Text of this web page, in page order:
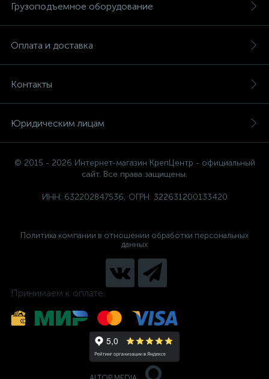
Грузоподъемное оборудование
Оплата и доставка
Контакты
Юридическим лицам
© 2015 - 2026 Интернет-магазин КрепЦентр - официальный
сайт. Все права защищены.
ИНН: 632202847536, ОГРН: 322631200133420
Политика компании в отношении обработки персональных
данных
Принимаем к оплате: